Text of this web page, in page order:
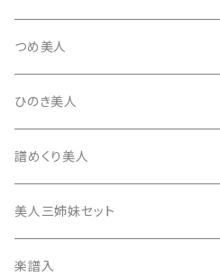
三角柱入
13絃用琴台（低）
13絃用琴台（高）
桐柱箱
消音フェルト
一丁撥入
三角撥入（ファスナー式）
撥
長唄・民謡撥
地唄撥
撥さや
撥滑り止めゴム
ひざゴム・胴ゴム・おひざもと
天神袋
つめ美人
ひのき美人
譜めくり美人
美人三姉妹セット
楽譜入